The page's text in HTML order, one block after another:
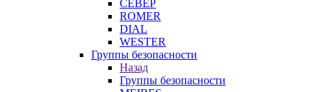
СЕВЕР
ROMER
DIAL
WESTER
Группы безопасности
Назад
Группы безопасности